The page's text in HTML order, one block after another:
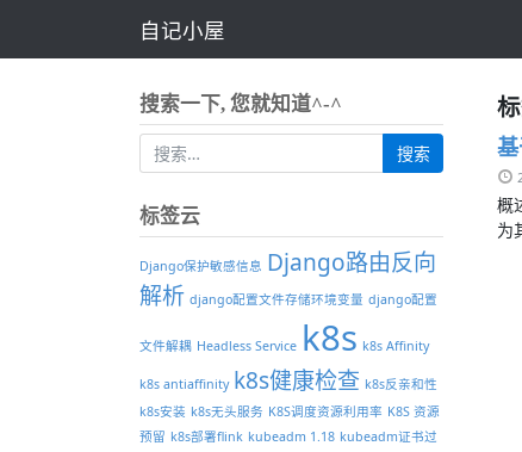
自记小屋
概
为
搜索一下, 您就知道^-^
标签云
Django保护敏感信息 Django路由反向
解析 django配置文件存储环境变量 django配置
文件解耦 Headless Service k8s k8s Affinity
k8s antiaffinity k8s健康检查 k8s反亲和性
k8s安装 k8s无头服务 K8S调度资源利用率 K8S 资源
预留 k8s部署flink kubeadm 1.18 kubeadm证书过